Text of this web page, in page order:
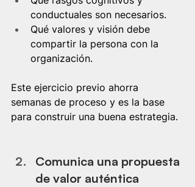
conductuales son necesarios.
Qué valores y visión debe
compartir la persona con la
organización.
Este ejercicio previo ahorra
semanas de proceso y es la base
para construir una buena estrategia.
Comunica una propuesta
de valor auténtica